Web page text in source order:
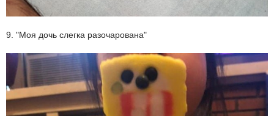
9. "Моя дочь слегка разочарована"